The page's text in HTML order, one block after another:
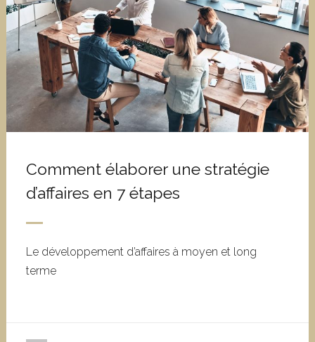
Comment élaborer une stratégie
d’affaires en 7 étapes
Le développement d’affaires à moyen et long
terme